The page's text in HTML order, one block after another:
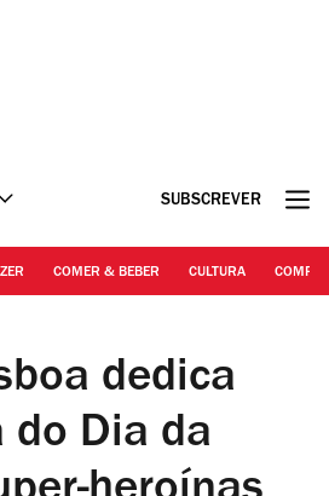
SUBSCREVER
COMER & BEBER CULTURA
dedica
do Dia da